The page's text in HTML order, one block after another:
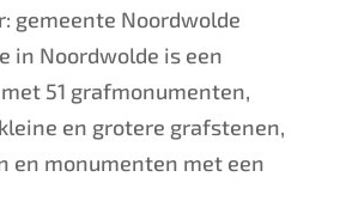
gemeente Noordwolde
in Noordwolde is een
51 grafmonumenten,
en grotere grafstenen,
en monumenten met een